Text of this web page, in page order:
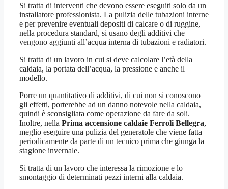
Si tratta di interventi che devono essere eseguiti solo da un
installatore professionista. La pulizia delle tubazioni interne
e per prevenire eventuali depositi di calcare o di ruggine,
nella procedura standard, si usano degli additivi che
vengono aggiunti all’acqua interna di tubazioni e radiatori.
Si tratta di un lavoro in cui si deve calcolare l’età della
caldaia, la portata dell’acqua, la pressione e anche il
modello.
Porre un quantitativo di additivi, di cui non si conoscono
gli effetti, porterebbe ad un danno notevole nella caldaia,
quindi è sconsigliata come operazione da fare da soli.
Inoltre, nella Prima accensione caldaie Ferroli Bellegra,
meglio eseguire una pulizia del generatole che viene fatta
periodicamente da parte di un tecnico prima che giunga la
stagione invernale.
Si tratta di un lavoro che interessa la rimozione e lo
smontaggio di determinati pezzi interni alla caldaia.